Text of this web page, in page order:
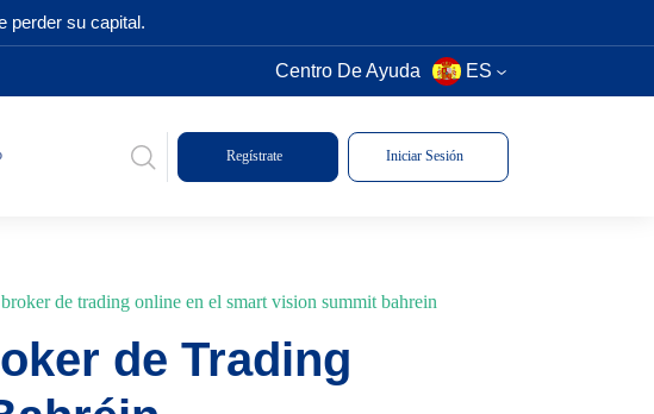
perder su capital.
Centro De Ayuda ES
Regístrate Iniciar Sesión
de trading online en el smart vision summit bahrein
de Trading